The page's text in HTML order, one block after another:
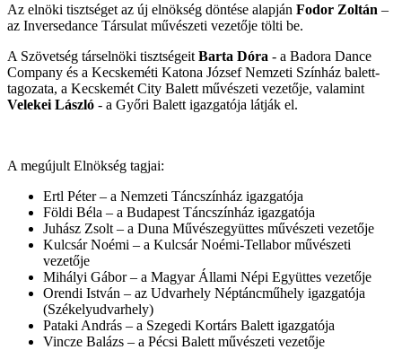
Az elnöki tisztséget az új elnökség döntése alapján Fodor Zoltán –
az Inversedance Társulat művészeti vezetője tölti be.
A Szövetség társelnöki tisztségeit Barta Dóra - a Badora Dance
Company és a Kecskeméti Katona József Nemzeti Színház balett-
tagozata, a Kecskemét City Balett művészeti vezetője, valamint
Velekei László - a Győri Balett igazgatója látják el.
A megújult Elnökség tagjai:
Ertl Péter – a Nemzeti Táncszínház igazgatója
Földi Béla – a Budapest Táncszínház igazgatója
Juhász Zsolt – a Duna Művészegyüttes művészeti vezetője
Kulcsár Noémi – a Kulcsár Noémi-Tellabor művészeti
vezetője
Mihályi Gábor – a Magyar Állami Népi Együttes vezetője
Orendi István – az Udvarhely Néptáncműhely igazgatója
(Székelyudvarhely)
Pataki András – a Szegedi Kortárs Balett igazgatója
Vincze Balázs – a Pécsi Balett művészeti vezetője